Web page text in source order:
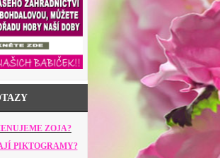
ZOJA?
PIKTOGRAMY?